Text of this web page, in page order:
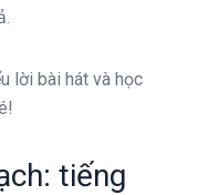
lời bài hát và học
tiếng